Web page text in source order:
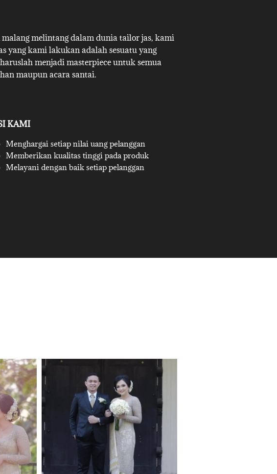
melintang dalam dunia tailor jas, kami
yang kami lakukan adalah sesuatu yang
menjadi masterpiece untuk semua
maupun acara santai.
KAMI
Menghargai setiap nilai uang pelanggan
Memberikan kualitas tinggi pada produk
Melayani dengan baik setiap pelanggan